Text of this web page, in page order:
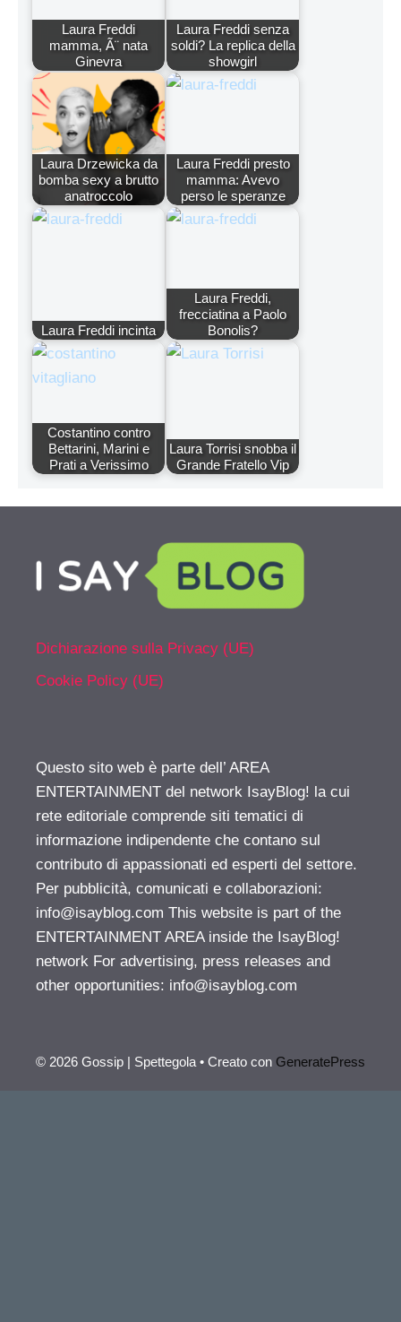
Laura Freddi
mamma, Ã¨ nata
Ginevra
Laura Freddi senza
soldi? La replica della
showgirl
Laura Drzewicka da
bomba sexy a brutto
anatroccolo
Laura Freddi presto
mamma: Avevo
perso le speranze
Laura Freddi incinta
Laura Freddi,
frecciatina a Paolo
Bonolis?
Costantino contro
Bettarini, Marini e
Prati a Verissimo
Laura Torrisi snobba il
Grande Fratello Vip
Dichiarazione sulla Privacy (UE)
Cookie Policy (UE)
Questo sito web è parte dell’ AREA
ENTERTAINMENT del network IsayBlog! la cui
rete editoriale comprende siti tematici di
informazione indipendente che contano sul
contributo di appassionati ed esperti del settore.
Per pubblicità, comunicati e collaborazioni:
info@isayblog.com This website is part of the
ENTERTAINMENT AREA inside the IsayBlog!
network For advertising, press releases and
other opportunities: info@isayblog.com
© 2026 Gossip | Spettegola • Creato con GeneratePress